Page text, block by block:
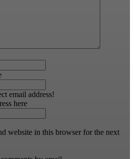
email address!
here
website in this browser for the next